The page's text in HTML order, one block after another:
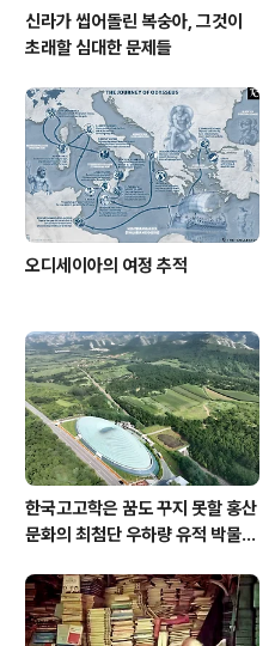
신라가 씹어돌린 복숭아, 그것이
초래할 심대한 문제들
오디세이아의 여정 추적
한국고고학은 꿈도 꾸지 못할 홍산
문화의 최첨단 우하량 유적 박물관